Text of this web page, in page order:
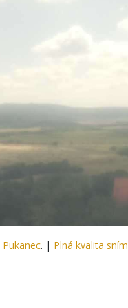
Pukanec. | Plná kvalita